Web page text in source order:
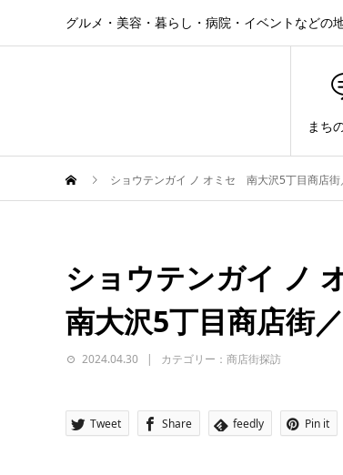
グルメ・美容・暮らし・病院・イベントなどの
まち
ショウテンガイ ノ オミセ 南大沢5丁目商店街
ショウテンガイ ノ
南大沢5丁目商店街
2024.04.30 カテゴリー：商店街探訪
Tweet Share feedly Pin it